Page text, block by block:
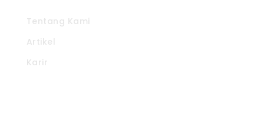
Tentang Kami
Artikel
Karir